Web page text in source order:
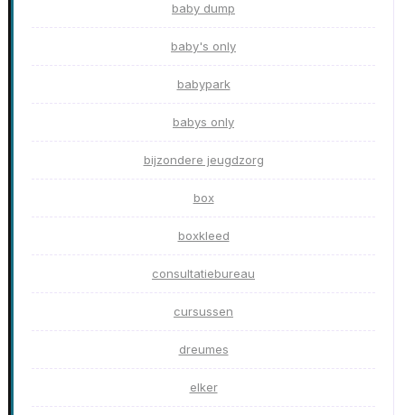
baby dump
baby's only
babypark
babys only
bijzondere jeugdzorg
box
boxkleed
consultatiebureau
cursussen
dreumes
elker